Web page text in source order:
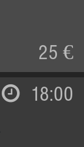
25 €
18:00